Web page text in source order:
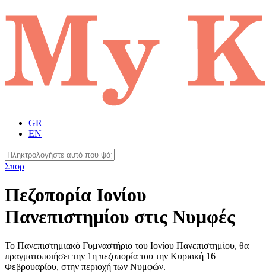
GR
EN
Σπορ
Πεζοπορία Ιονίου
Πανεπιστημίου στις Νυμφές
Το Πανεπιστημιακό Γυμναστήριο του Ιονίου Πανεπιστημίου, θα
πραγματοποιήσει την 1η πεζοπορία του την Κυριακή 16
Φεβρουαρίου, στην περιοχή των Νυμφών.